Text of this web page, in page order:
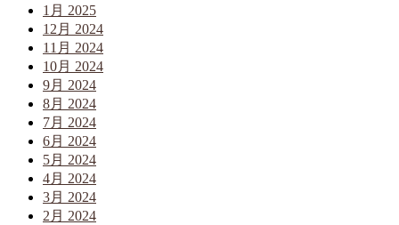
1月 2025
12月 2024
11月 2024
10月 2024
9月 2024
8月 2024
7月 2024
6月 2024
5月 2024
4月 2024
3月 2024
2月 2024